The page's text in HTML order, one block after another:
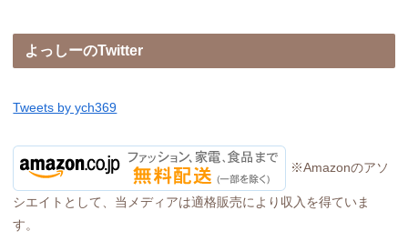
よっしーのTwitter
Tweets by ych369
※Amazonのアソ
シエイトとして、当メディアは適格販売により収入を得ていま
す。